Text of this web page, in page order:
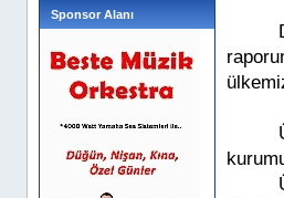
Sponsor Alanı